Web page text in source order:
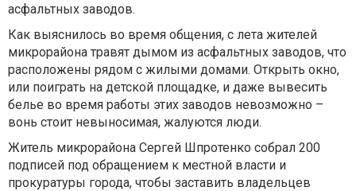
асфальтных заводов.
Как выяснилось во время общения, с лета жителей
микрорайона травят дымом из асфальтных заводов, что
расположены рядом с жилыми домами. Открыть окно,
или поиграть на детской площадке, и даже вывесить
белье во время работы этих заводов невозможно –
вонь стоит невыносимая, жалуются люди.
Житель микрорайона Сергей Шпротенко собрал 200
подписей под обращением к местной власти и
прокуратуры города, чтобы заставить владельцев